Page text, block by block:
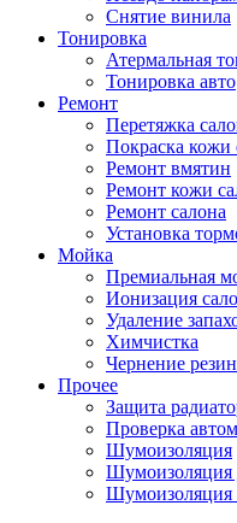
Снятие винила
Тонировка
Атермальная
Тонировка авто
Ремонт
Перетяжка
Покраска кожи
Ремонт вмятин
Ремонт кожи
Ремонт салона
Установка
Мойка
Премиальная
Ионизация
Удаление
Химчистка
Чернение
Прочее
Защита
Проверка
Шумоизоляция
Шумоизоляция
Шумоизоляция